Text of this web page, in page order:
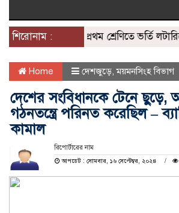
শিরোনাম :
প্রথম শ্রেণিতে ভর্তি লটারিতে,
Home দেশজুড়ে ,ময়মনসিংহ বিভাগ
দেশের সংবিধানকে টেনে ছুড়ে,
গঠনতন্ত্রে পরিনত করেছিল –
কামাল
রিপোর্টারের নাম
আপডেট : সোমবার, ১৬ সেপ্টেম্বর, ২০২৪